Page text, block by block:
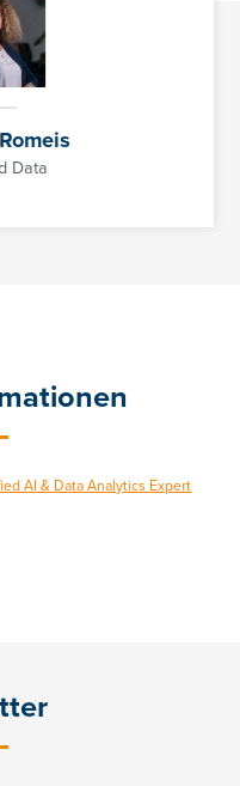
Data
AI & Data Analytics Expert